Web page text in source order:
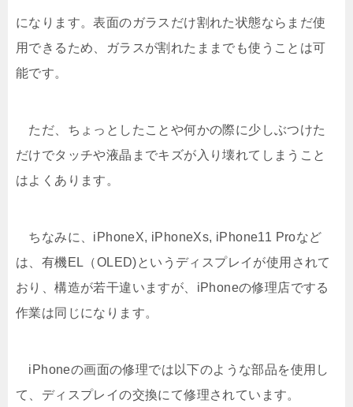
になります。表面のガラスだけ割れた状態ならまだ使
用できるため、ガラスが割れたままでも使うことは可
能です。
ただ、ちょっとしたことや何かの際に少しぶつけた
だけでタッチや液晶までキズが入り壊れてしまうこと
はよくあります。
ちなみに、iPhoneX, iPhoneXs, iPhone11 Proなど
は、有機EL（OLED)というディスプレイが使用されて
おり、構造が若干違いますが、iPhoneの修理店でする
作業は同じになります。
iPhoneの画面の修理では以下のような部品を使用し
て、ディスプレイの交換にて修理されています。